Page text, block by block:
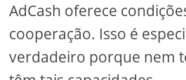
AdCash oferece
cooperação. Isso é
verdadeiro porque nem